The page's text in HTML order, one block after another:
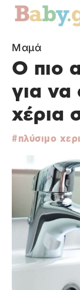
Μαμά
Ο πιο
για να
χέρια
πλύσιμο